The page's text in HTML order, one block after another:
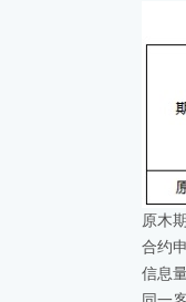
原木
合约
信息